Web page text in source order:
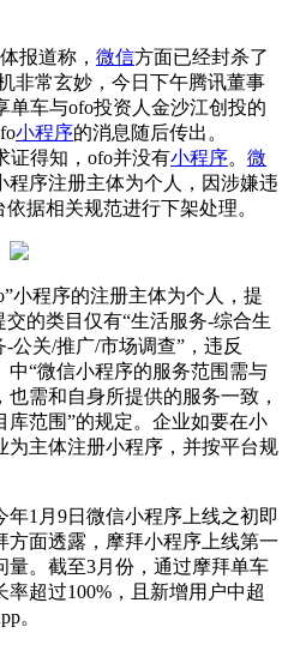
报道称， 微信方面已经封杀了
非常玄妙，今日下午腾讯董事
单车与ofo投资人金沙江创投的
小程序的消息随后传出。
证得知，ofo并没有小程序。 微
程序注册主体为个人，因涉嫌违
依据相关规范进行下架处理。
小程序的注册主体为个人，提
的类目仅有“生活服务-综合生
公关/推广/市场调查”，违反
中“微信小程序的服务范围需与
需和自身所提供的服务一致，
库范围”的规定。企业如要在小
为主体注册小程序，并按平台规
1月9日微信小程序上线之初即
方面透露，摩拜小程序上线第一
量。截至3月份，通过摩拜单车
超过100%，且新增用户中超
。